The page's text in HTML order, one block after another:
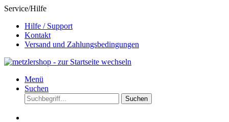
Service/Hilfe
Hilfe / Support
Kontakt
Versand und Zahlungsbedingungen
Menü
Suchen
Suchen